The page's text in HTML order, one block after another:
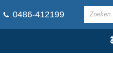
0486-412199